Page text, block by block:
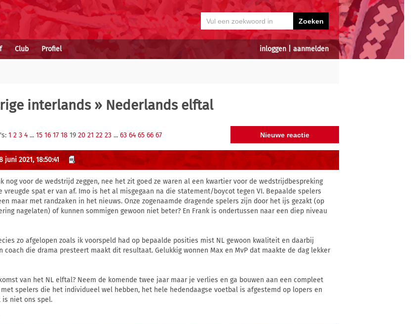
inloggen aanmelden
Club Profiel
interlands» Nederlands elftal
1 2 3 4 ... 15 16 17 18 19 20 21 22 23 ... 63 64 65 66 67
juni 2021, 18:50:41
nog voor de wedstrijd zeggen, nee het zit goed ze waren al een kwartier voor de wedstrijdbespreking
vreugde spat er van af. Imo is het al misgegaan na die statement/boycot tegen VI. Bepaalde spelers
maar met randzaken in het nieuws. Onze zogenaamde dragende spelers zijn door het ijs gezakt (op
nagelaten) of kunnen sommigen gewoon niet beter? En Frank is ondertussen naar een diep niveau
zo afgelopen zoals ik voorspeld had op bepaalde posities mist NL gewoon kwaliteit en daarbij
coach die drama presteert maakt dit resultaat. Gelukkig wonnen Max en MvP dat maakte de dag lekker
van het NL elftal? Neem de komende twee jaar maar je verlies en ga bouwen aan een compleet
spelers die het individueel wel hebben, het hele hedendaagse voetbal is afgestemd op lopers en
is niet ons spel.